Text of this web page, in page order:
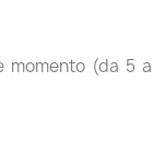
(da